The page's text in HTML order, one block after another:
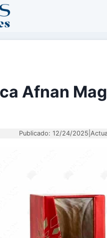
Afnan
Publicado: 12/24/2025